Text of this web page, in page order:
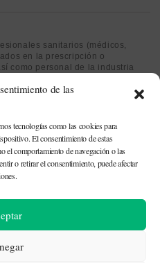
de las
tecnologías como las cookies para
El consentimiento de estas
el comportamiento de navegación o las
o retirar el consentimiento, puede afectar
sanitarios (médicos,
en la prescripción o
como personal de la industria
DE COOKIES|POLÍTICA DE
|
| Recursos
depositphotos